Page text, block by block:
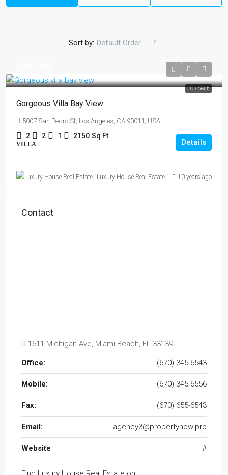
Sort by: Default Order
FOR SALE
Gorgeous Villa Bay View
5007 San Pedro St, Los Angeles, CA 90011, USA
2 2 1 2150 Sq Ft
VILLA Details
Luxury House Real Estate 10 years ago
Contact
1611 Michigan Ave, Miami Beach, FL 33139
Office: (670) 345-6543
Mobile: (670) 345-6556
Fax: (670) 655-6543
Email: agency3@propertynow.pro
Website #